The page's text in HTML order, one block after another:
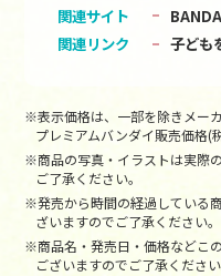
関連サイト
関連リンク
子ども
※表示価格は、一部を除きメー
プレミアムバンダイ販売価格(
※商品の写真・イラストは実際
ご了承ください。
※発売から時間の経過している
ざいますのでご了承ください。
※商品名・発売日・価格などこ
ございますのでご了承ください